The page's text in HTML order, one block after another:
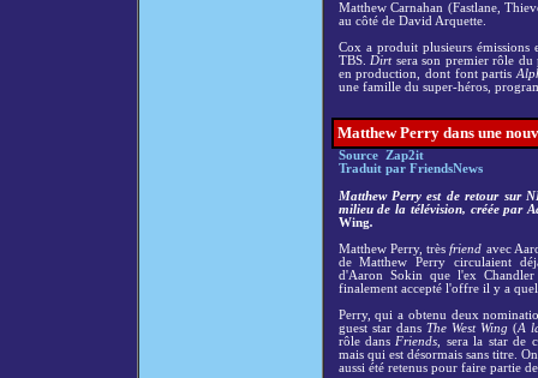
Matthew Carnahan (Fastlane,
au côté de David Arquette.
Cox a produit plusieurs émissions
TBS.
Dirt sera son premier rôle
en production, dont font partis
une famille du super-héros,
Matthew Perry dans une
Source Zap2it
Traduit par FriendsNews
Matthew Perry est de retour sur
milieu de la télévision, créée par
Wing.
Matthew Perry, trèsfriend avec
de Matthew Perry circulaient
d'Aaron Sokin que l'ex
finalement accepté l'offre il y a
Perry, qui a obtenu deux
guest star dans The West Wing (A
rôle dans Friends , sera la star
mais qui est désormais sans titre.
aussi été retenus pour faire partie